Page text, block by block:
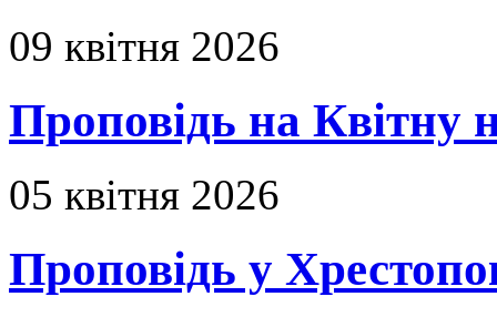
09 квітня 2026
Проповідь на Квітну
05 квітня 2026
Проповідь у